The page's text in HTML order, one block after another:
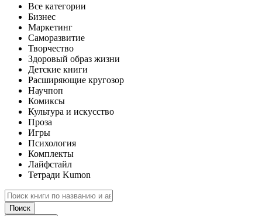
Все категории
Бизнес
Маркетинг
Саморазвитие
Творчество
Здоровый образ жизни
Детские книги
Расширяющие кругозор
Научпоп
Комиксы
Культура и искусство
Проза
Игры
Психология
Комплекты
Лайфстайл
Тетради Kumon
Поиск